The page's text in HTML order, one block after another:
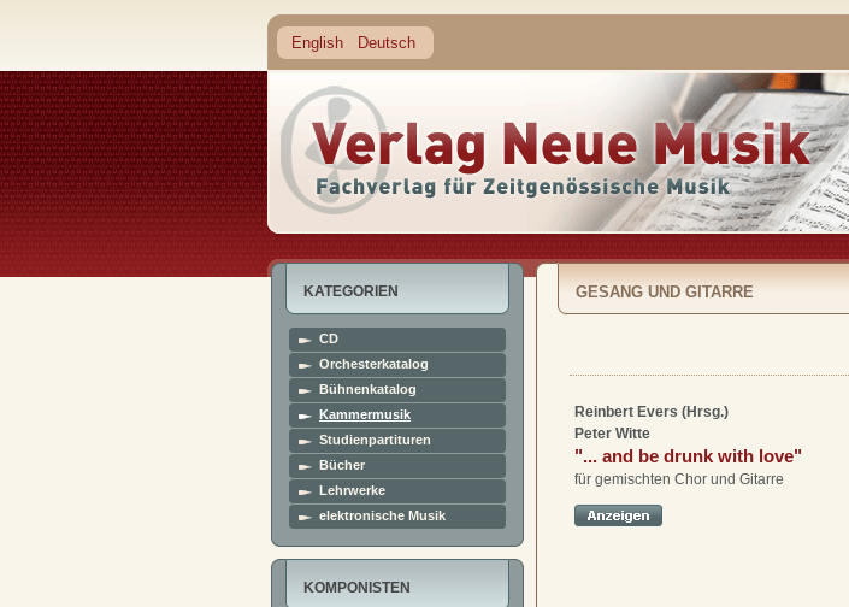
English Deutsch
KATEGORIEN
CD
Orchesterkatalog
Bühnenkatalog
Kammermusik
Studienpartituren
Bücher
Lehrwerke
elektronische Musik
KOMPONISTEN
GESANG UND GITARRE
Reinbert Evers (Hrsg.)
Peter Witte
"... and be drunk with love"
für gemischten Chor und Gitarre